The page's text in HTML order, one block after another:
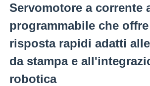
Servomotore a corrente
programmabile che
risposta rapidi adatti
da stampa e
robotica